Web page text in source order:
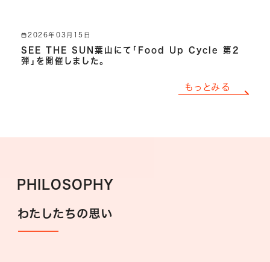
2026年03月15日
SEE THE SUN葉山にて「Food Up Cycle 第2
弾」を開催しました。
もっとみる
PHILOSOPHY
わたしたちの思い